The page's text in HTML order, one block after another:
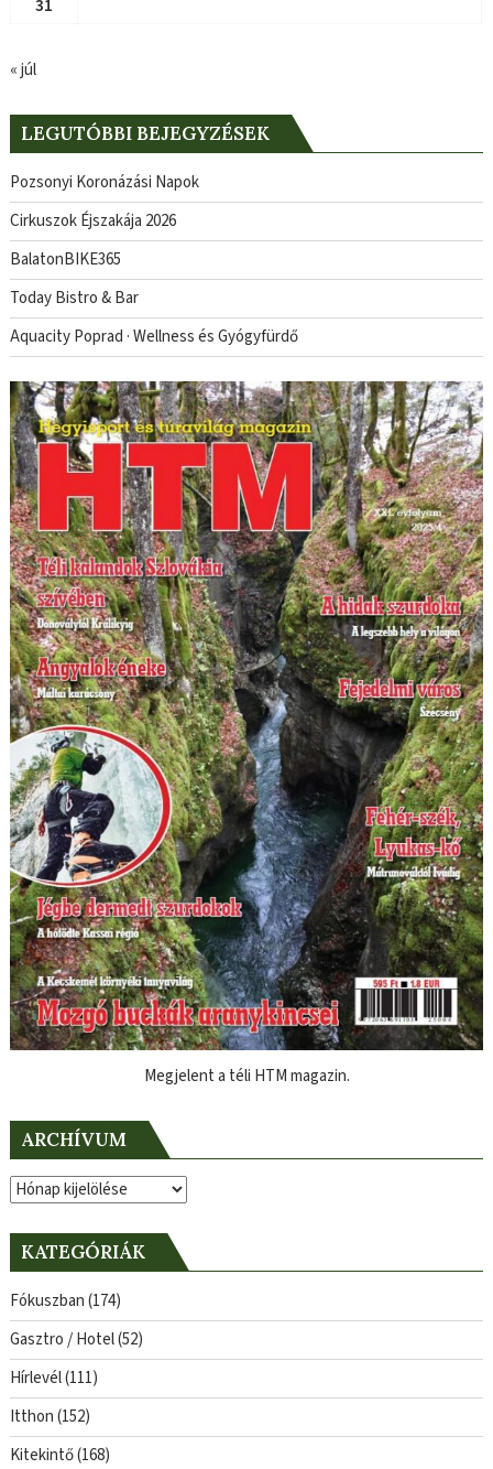
31
« júl
LEGUTÓBBI BEJEGYZÉSEK
Pozsonyi Koronázási Napok
Cirkuszok Éjszakája 2026
BalatonBIKE365
Today Bistro & Bar
Aquacity Poprad · Wellness és Gyógyfürdő
Megjelent a téli HTM magazin.
ARCHÍVUM
Archívum
KATEGÓRIÁK
Fókuszban(174)
Gasztro / Hotel(52)
Hírlevél(111)
Itthon(152)
Kitekintő(168)